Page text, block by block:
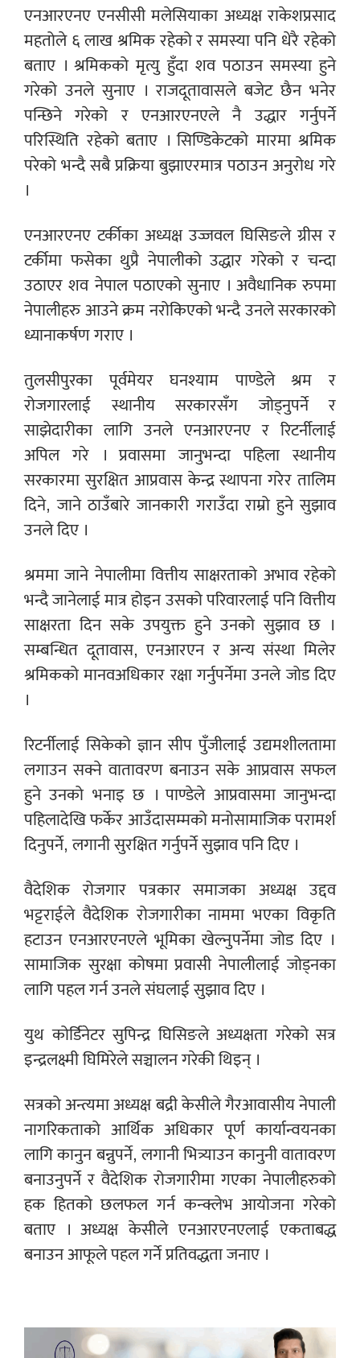
एनआरएनए एनसीसी मलेसियाका अध्यक्ष राकेशप्रसाद
महतोले ६ लाख श्रमिक रहेको र समस्या पनि धेरै रहेको
बताए । श्रमिकको मृत्यु हुँदा शव पठाउन समस्या हुने
गरेको उनले सुनाए । राजदूतावासले बजेट छैन भनेर
पन्छिने गरेको र एनआरएनएले नै उद्धार गर्नुपर्ने
परिस्थिति रहेको बताए । सिण्डिकेटको मारमा श्रमिक
परेको भन्दै सबै प्रक्रिया बुझाएरमात्र पठाउन अनुरोध गरे
।
एनआरएनए टर्कीका अध्यक्ष उज्जवल घिसिङले ग्रीस र
टर्कीमा फसेका थुप्रै नेपालीको उद्धार गरेको र चन्दा
उठाएर शव नेपाल पठाएको सुनाए । अवैधानिक रुपमा
नेपालीहरु आउने क्रम नरोकिएको भन्दै उनले सरकारको
ध्यानाकर्षण गराए ।
तुलसीपुरका पूर्वमेयर घनश्याम पाण्डेले श्रम र
रोजगारलाई स्थानीय सरकारसँग जोड्नुपर्ने र
साझेदारीका लागि उनले एनआरएनए र रिटर्नीलाई
अपिल गरे । प्रवासमा जानुभन्दा पहिला स्थानीय
सरकारमा सुरक्षित आप्रवास केन्द्र स्थापना गरेर तालिम
दिने, जाने ठाउँबारे जानकारी गराउँदा राम्रो हुने सुझाव
उनले दिए ।
श्रममा जाने नेपालीमा वित्तीय साक्षरताको अभाव रहेको
भन्दै जानेलाई मात्र होइन उसको परिवारलाई पनि वित्तीय
साक्षरता दिन सके उपयुक्त हुने उनको सुझाव छ ।
सम्बन्धित दूतावास, एनआरएन र अन्य संस्था मिलेर
श्रमिकको मानवअधिकार रक्षा गर्नुपर्नेमा उनले जोड दिए
।
रिटर्नीलाई सिकेको ज्ञान सीप पुँजीलाई उद्यमशीलतामा
लगाउन सक्ने वातावरण बनाउन सके आप्रवास सफल
हुने उनको भनाइ छ । पाण्डेले आप्रवासमा जानुभन्दा
पहिलादेखि फर्केर आउँदासम्मको मनोसामाजिक परामर्श
दिनुपर्ने, लगानी सुरक्षित गर्नुपर्ने सुझाव पनि दिए ।
वैदेशिक रोजगार पत्रकार समाजका अध्यक्ष उद्दव
भट्टराईले वैदेशिक रोजगारीका नाममा भएका विकृति
हटाउन एनआरएनएले भूमिका खेल्नुपर्नेमा जोड दिए ।
सामाजिक सुरक्षा कोषमा प्रवासी नेपालीलाई जोड्नका
लागि पहल गर्न उनले संघलाई सुझाव दिए ।
युथ कोर्डिनेटर सुपिन्द्र घिसिङले अध्यक्षता गरेको सत्र
इन्द्रलक्ष्मी घिमिरेले सञ्चालन गरेकी थिइन् ।
सत्रको अन्त्यमा अध्यक्ष बद्री केसीले गैरआवासीय नेपाली
नागरिकताको आर्थिक अधिकार पूर्ण कार्यान्वयनका
लागि कानुन बन्नुपर्ने, लगानी भित्र्याउन कानुनी वातावरण
बनाउनुपर्ने र वैदेशिक रोजगारीमा गएका नेपालीहरुको
हक हितको छलफल गर्न कन्क्लेभ आयोजना गरेको
बताए । अध्यक्ष केसीले एनआरएनएलाई एकताबद्ध
बनाउन आफूले पहल गर्ने प्रतिवद्धता जनाए ।